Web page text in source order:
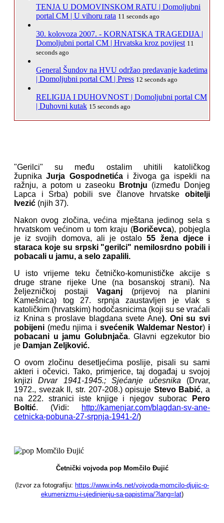
TENJA U DOMOVINSKOM RATU | Domoljubni
portal CM | U vihoru rata 11 seconds ago
30. kolovoza 2007. - KORNATSKA TRAGEDIJA |
Domoljubni portal CM | Hrvatska kroz povijest 11
seconds ago
General Šundov na HVU održao predavanje kadetima
| Domoljubni portal CM | Press 12 seconds ago
RELIGIJA I DUHOVNOST | Domoljubni portal CM
| Duhovni kutak 15 seconds ago
"Gerilci"
su među ostalim uhitili katoličkog
župnikaJurja Gospodnetićai živoga ga ispekli na
ražnju, a potom u zaseoku
Brotnju (između Donjeg
Lapca i Srba) pobili sve članove hrvatske obitelji
Ivezić (njih 37).
Nakon ovog zločina, većina mještana jedinog sela s
hrvatskom većinom u tom kraju (Boričevca), pobjegla
je iz svojih domova, ali je ostalo55 žena djece i
staraca koje su srpski "gerilci" nemilosrdno pobili i
pobacali u jamu, a selo zapalili.
U isto vrijeme teku četničko-komunističke akcije s
druge strane rijeke Une (na bosanskoj strani). Na
željezničkoj postajiVaganj (prijevoj na planini
Kamešnica) tog 27. srpnja zaustavljen je vlak s
katoličkim (hrvatskim) hodočasnicima (koji su se vraćali
iz Knina s proslave blagdana svete Ane). Oni su svi
pobijeni (među njima i svećenik Waldemar Nestor) i
pobacani u jamu Golubnjača. Glavni egzekutor bio
je Damjan Zeljković.
O ovom zločinu desetljećima poslije, pisali su sami
akteri i očevici. Tako, primjerice, taj događaj u svojoj
knjiziDrvar 1941-1945.; Sjećanje učesnika(Drvar,
1972., svezak II, str. 207-208.) opisuje Stevo Babić, a
na 222. stranici iste knjige i njegov suborac
Pero
Boltić. (Vidi:
http://kamenjar.com/blagdan-sv-ane-
cetnicka-pobuna-27-srpnja-1941-2/)
Četnički vojvoda pop Momčilo Đujić
(Izvor za fotografiju: https://www.in4s.net/vojvoda-momcilo-djujic-o-
ekumenizmu-i-ujedinjenju-sa-papistima/?lang=lat)